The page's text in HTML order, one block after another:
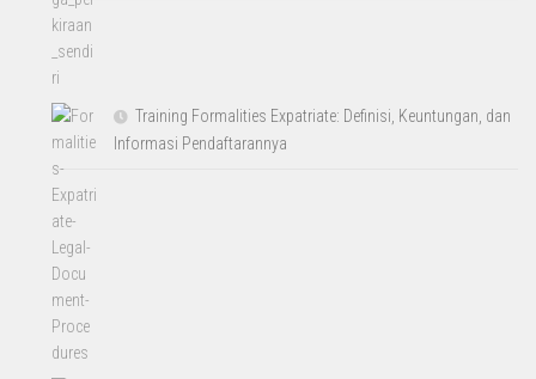
Training Formalities Expatriate: Definisi, Keuntungan, dan
Informasi Pendaftarannya